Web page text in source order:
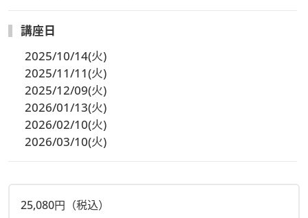
講座日
2025/10/14(火)
2025/11/11(火)
2025/12/09(火)
2026/01/13(火)
2026/02/10(火)
2026/03/10(火)
25,080円（税込）